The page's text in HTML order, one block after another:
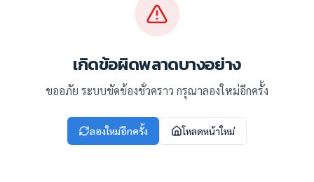
เกิดข้อผิดพลาดบางอย่าง
ขออภัย ระบบขัดข้องชั่วคราว กรุณาลองใหม่อีกครั้ง
ลองใหม่อีกครั้ง โหลดหน้าใหม่